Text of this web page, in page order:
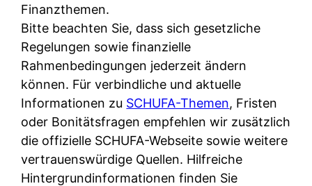
r
t
e
n
M
I
R
?
o
u
w
i
p
r
i
v
a
t
e
n
K
ü
Finanzthemen.
Bitte beachten Sie, dass sich gesetzliche
Regelungen sowie finanzielle
Rahmenbedingungen jederzeit ändern
können. Für verbindliche und aktuelle
Informationen zu SCHUFA-Themen, Fristen
oder Bonitätsfragen empfehlen wir zusätzlich
die offizielle SCHUFA-Webseite sowie weitere
vertrauenswürdige Quellen. Hilfreiche
Hintergrundinformationen finden Sie